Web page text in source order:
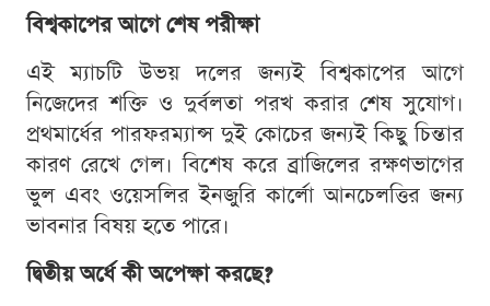
বিশ্বকাপের আগে শেষ পরীক্ষা
এই ম্যাচটি উভয় দলের জন্যই বিশ্বকাপের আগে
নিজেদের শক্তি ও দুর্বলতা পরখ করার শেষ সুযোগ।
প্রথমার্ধের পারফরম্যান্স দুই কোচের জন্যই কিছু চিন্তার
কারণ রেখে গেল। বিশেষ করে ব্রাজিলের রক্ষণভাগের
ভুল এবং ওয়েসলির ইনজুরি কার্লো আনচেলত্তির জন্য
ভাবনার বিষয় হতে পারে।
দ্বিতীয় অর্ধে কী অপেক্ষা করছে?